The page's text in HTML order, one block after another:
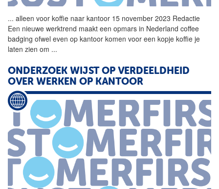
... alleen voor koffie naar kantoor 15 november 2023 Redactie
Een nieuwe werktrend maakt een opmars in Nederland coffee
badging ofwel even op kantoor komen voor een kopje koffie je
laten zien om ...
ONDERZOEK WIJST OP VERDEELDHEID
OVER WERKEN OP KANTOOR